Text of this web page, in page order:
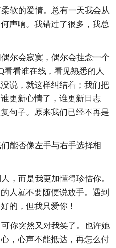
软的爱情。总有一天我会从
声响。我错过了很多，我总
尔会寂寞，偶尔会挂念一个
看看谁在线，看见熟悉的人
说，就这样纠结着；我们把
更新心情了，谁更新日志
句子。原来我们已经不再是
能否像左手与右手选择相
，而是我更加懂得珍惜你。
人就不要随便说放手。遇到
的，但我只爱你！
你突然又对我笑了。也许她
，心声不能抵达，再怎么付